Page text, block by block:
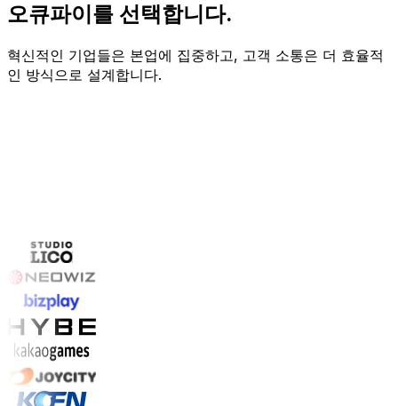
오큐파이를 선택합니다.
혁신적인 기업들은 본업에 집중하고, 고객 소통은 더 효율적
인 방식으로 설계합니다.